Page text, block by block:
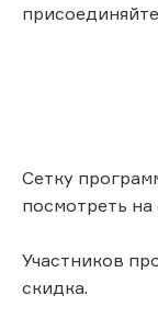
Сетку
посмотреть на
Участников
скидка.